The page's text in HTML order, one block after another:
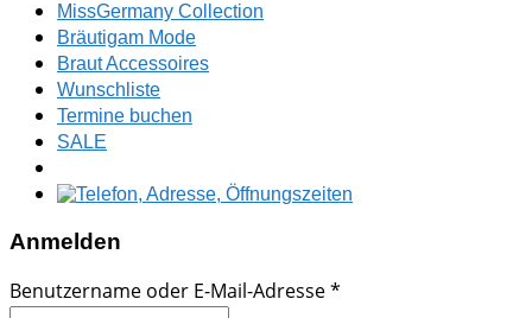
MissGermany Collection
Bräutigam Mode
Braut Accessoires
Wunschliste
Termine buchen
SALE
Anmelden
Benutzername oder E-Mail-Adresse*